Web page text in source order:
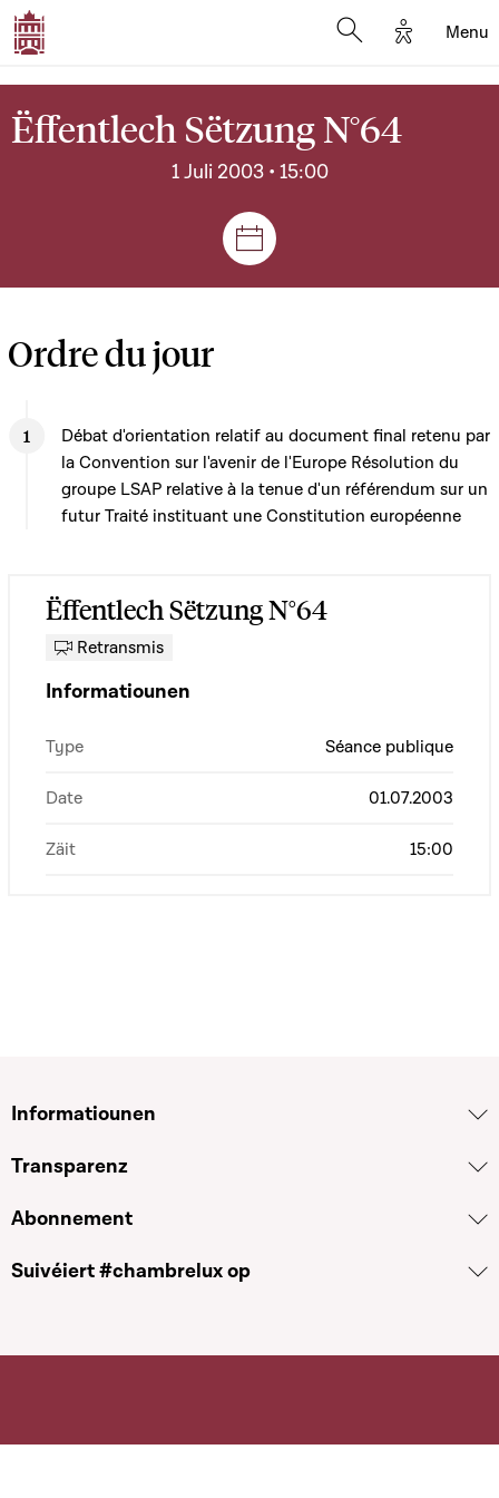
Options
Menu
Ëffentlech Sëtzung N°64
1 Juli 2003 • 15:00
Sëtzungen a Reuniounen
Ordre du jour
Débat d'orientation relatif au document final retenu par
la Convention sur l'avenir de l'Europe Résolution du
groupe LSAP relative à la tenue d'un référendum sur un
futur Traité instituant une Constitution européenne
Ëffentlech Sëtzung N°64
Retransmis
Informatiounen
Type Séance publique
Date 01.07.2003
Zäit 15:00
Informatiounen
Transparenz
Abonnement
Suivéiert #chambrelux op